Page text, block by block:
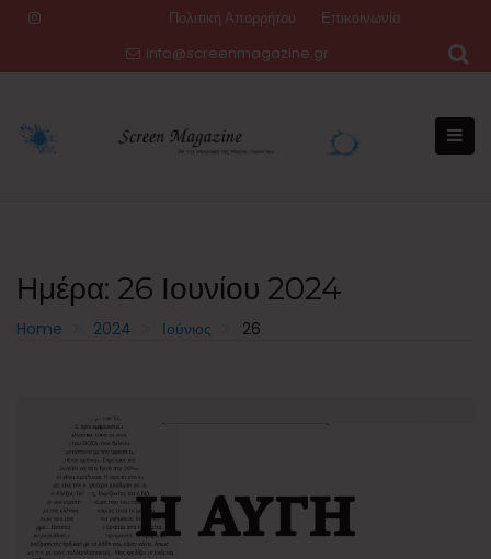
Πολιτική Απορρήτου
Επικοινωνία
info@screenmagazine.gr
Ημέρα: 26 Ιουνίου 2024
Home 2024 Ιούνιος 26